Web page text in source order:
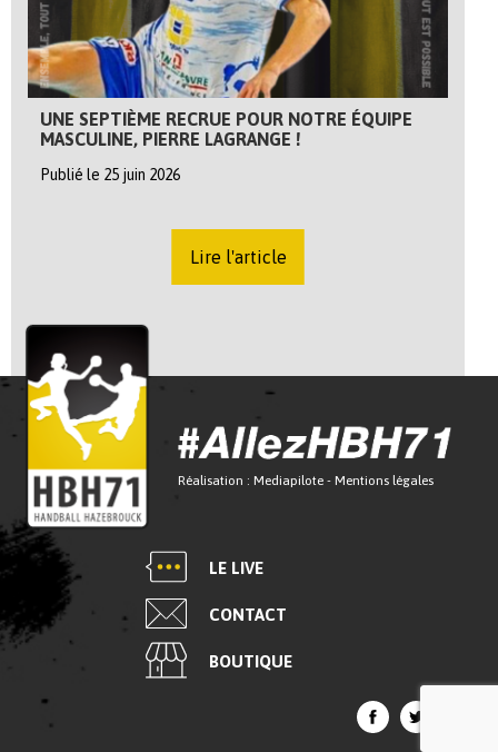
UNE SEPTIÈME RECRUE POUR NOTRE ÉQUIPE
MASCULINE, PIERRE LAGRANGE !
Publié le 25 juin 2026
Lire l'article
Réalisation : Mediapilote - Mentions légales
LE LIVE
CONTACT
BOUTIQUE